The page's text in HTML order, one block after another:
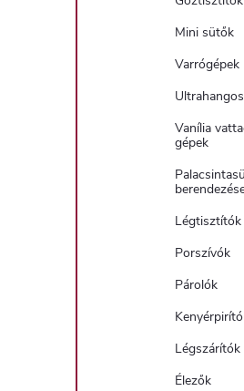
Mini sütők
Varrógépek
Vanília
gépek
Porszívók
Párolók
Légszárítók
Élezők